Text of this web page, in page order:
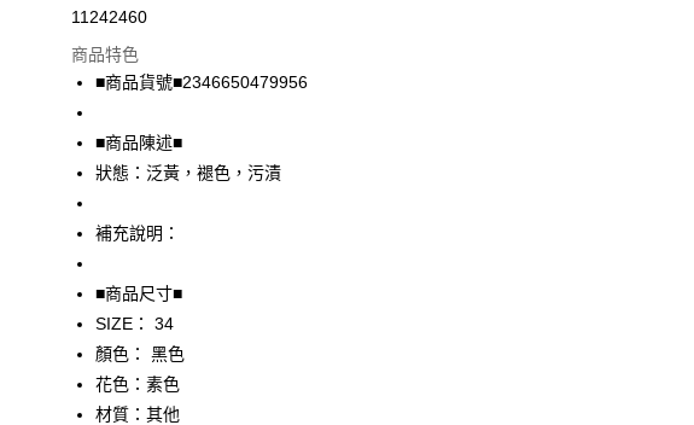
LINE Pay
Apple Pay
街口支付
悠遊付
AFTEE先享後付
相關說明
【關於「AFTEE先享後付」】
AFTEE先享後付是「在收到商品之後才付款」的支付方式。 讓您購物簡單
便利好安心！
１．簡單：不需註冊會員、不需綁卡、不需儲值。
運送方式
11242460
商品特色
■商品貨號■2346650479956
■商品陳述■
狀態：泛黃，褪色，污漬
補充說明：
■商品尺寸■
SIZE： 34
顏色： 黑色
花色：素色
材質：其他